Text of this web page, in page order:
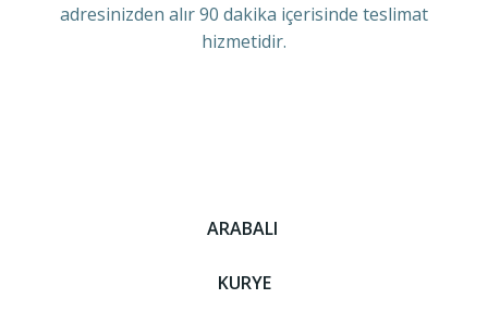
adresinizden alır 90 dakika içerisinde teslimat
hizmetidir.
ARABALI
KURYE